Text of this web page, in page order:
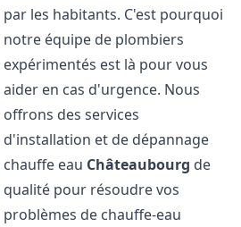
par les habitants. C'est pourquoi
notre équipe de plombiers
expérimentés est là pour vous
aider en cas d'urgence. Nous
offrons des services
d'installation et de dépannage
chauffe eau Châteaubourg de
qualité pour résoudre vos
problèmes de chauffe-eau